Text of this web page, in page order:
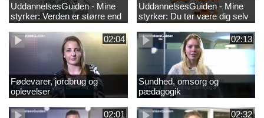
UddannelsesGuiden - Mine
styrker: Verden er større end
dig og du bidrager til den
UddannelsesGuiden - Mine
styrker: Du tør være dig selv
02:04
Fødevarer, jordbrug og
oplevelser
02:13
Sundhed, omsorg og
pædagogik
02:01 02:32